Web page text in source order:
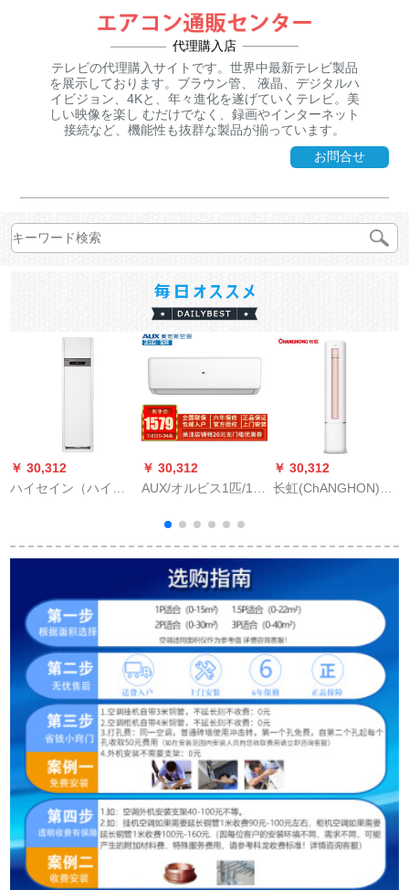
代理購入店
テレビの代理購入サイトです。世界中最新テレビ製品
を展示しております。ブラウン管、 液晶、デジタルハ
イビジョン、4Kと、年々進化を遂げていくテレビ。美
しい映像を楽し むだけでなく、録画やインターネット
接続など、機能性も抜群な製品が揃っています。
お問合せ
￥ 30,312
ハイセイン（ハイセ
清潔なKF-50 LW/EF
￥ 30,312
AUX/オルビス1匹/1.5
い/除湿/屋外機用エニ
ックス/純銅管/静音/
均一出風3級定率1頭
KF-25周年/NFB+3
NFIシリズ
￥ 30,312
长虹(ChANGHON)定
ンホート2段能2頭KF-